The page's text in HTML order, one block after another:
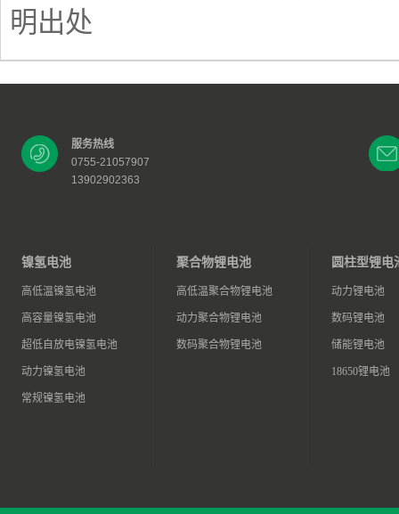
明出处
服务热线
0755-21057907
13902902363
镍氢电池
高低温镍氢电池
高容量镍氢电池
超低自放电镍氢电池
动力镍氢电池
常规镍氢电池
聚合物锂电池
高低温聚合物锂电池
动力聚合物锂电池
数码聚合物锂电池
圆柱型锂电
动力锂电池
数码锂电池
储能锂电池
18650锂电池